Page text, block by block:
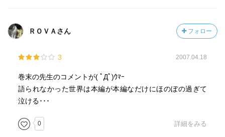
ＲＯＶＡさん フォロー
3 2007.04.18
巻末の先生のコメントが( ﾟДﾟ)ｳﾏｰ
語られなかった世界は本編が本編なだけにほのぼの過ぎて
泣ける･･･
0 詳細をみる